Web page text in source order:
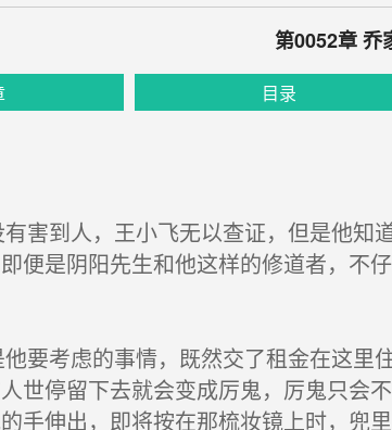
第0052章 乔
目录
害到人，王小飞无以查证，但是他知
便是阴阳先生和他这样的修道者，不
要考虑的事情，既然交了租金在这里
世停留下去就会变成厉鬼，厉鬼只会
手伸出，即将按在那梳妆镜上时，兜里